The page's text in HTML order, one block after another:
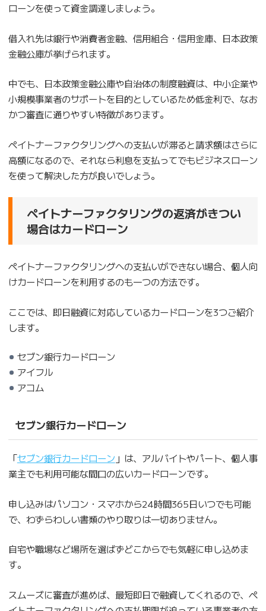
ローンを使って資金調達しましょう。
借入れ先は銀行や消費者金融、信用組合・信用金庫、日本政策
金融公庫が挙げられます。
中でも、日本政策金融公庫や自治体の制度融資は、中小企業や
小規模事業者のサポートを目的としているため低金利で、なお
かつ審査に通りやすい特徴があります。
ペイトナーファクタリングへの支払いが滞ると請求額はさらに
高額になるので、それなら利息を支払ってでもビジネスローン
を使って解決した方が良いでしょう。
ペイトナーファクタリングの返済がきつい
場合はカードローン
ペイトナーファクタリングへの支払いができない場合、個人向
けカードローンを利用するのも一つの方法です。
ここでは、即日融資に対応しているカードローンを3つご紹介
します。
セブン銀行カードローン
アイフル
アコム
セブン銀行カードローン
「セブン銀行カードローン 」は、アルバイトやパート、個人事
業主でも利用可能な間口の広いカードローンです。
申し込みはパソコン・スマホから24時間365日いつでも可能
で、わずらわしい書類のやり取りは一切ありません。
自宅や職場など場所を選ばずどこからでも気軽に申し込めま
す。
スムーズに審査が進めば、最短即日で融資してくれるので、ペ